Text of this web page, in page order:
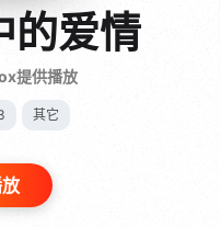
的爱情
提供播放
其它